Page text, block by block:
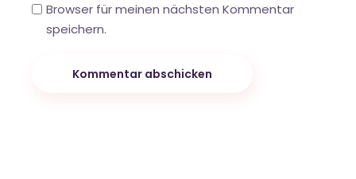
Browser für meinen nächsten Kommentar
speichern.
Kommentar abschicken